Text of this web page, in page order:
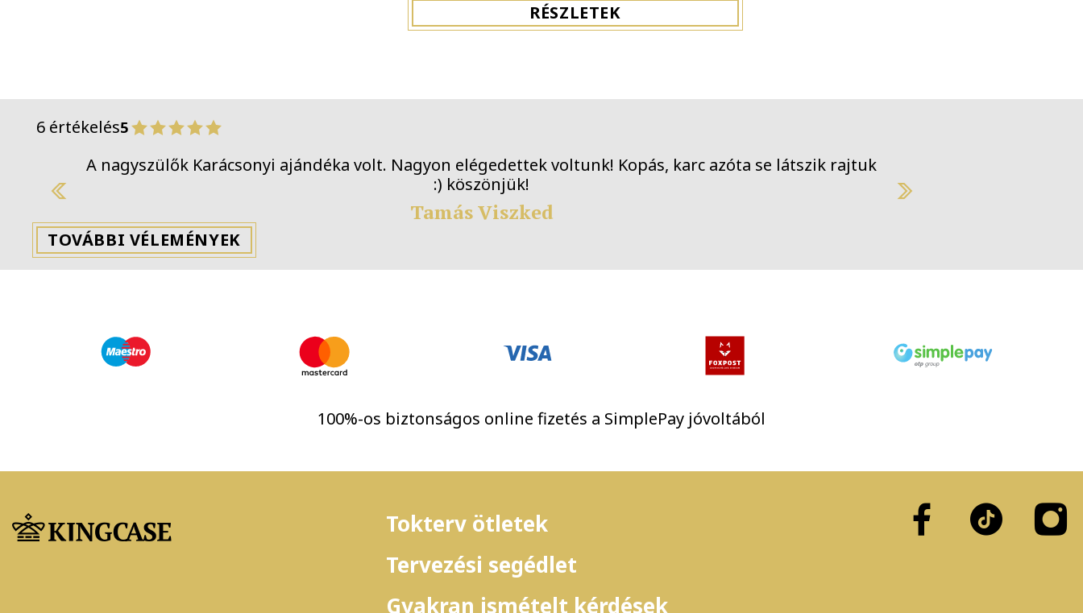
RÉSZLETEK
6 értékelés5
A nagyszülők Karácsonyi ajándéka volt. Nagyon elégedettek voltunk! Kopás, karc azóta se látszik rajtuk :) köszönjük!
Tamás Viszked
Previous
TOVÁBBI VÉLEMÉNYEK
100%-os biztonságos online fizetés a SimplePay jóvoltából
Tokterv ötletek
Tervezési segédlet
Gyakran ismételt kérdések